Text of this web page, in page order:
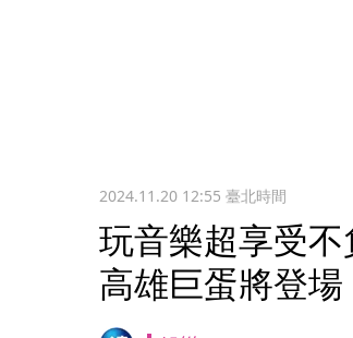
2024.11.20 12:55 臺北時間
玩音樂超享受
高雄巨蛋將登場